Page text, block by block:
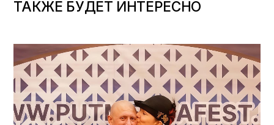
ТАКЖЕ БУДЕТ ИНТЕРЕСНО